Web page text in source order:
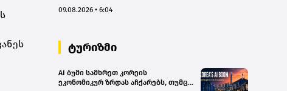
09.08.2026 • 6:04
ტურიზმი
AI ბუმი სამხრეთ კორეის
ეკონომიკურ ზრდას აჩქარებს, თუმცა